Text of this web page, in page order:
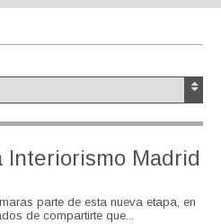
Interiorismo Madrid
parte de esta nueva etapa, en
de compartirte que...